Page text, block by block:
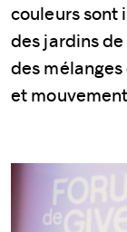
couleurs sont
des jardins
des
et